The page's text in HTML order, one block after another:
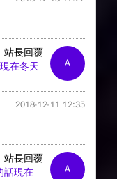
A
站長回覆
在冬天
2018-12-11 12:35
A
站長回覆
話現在